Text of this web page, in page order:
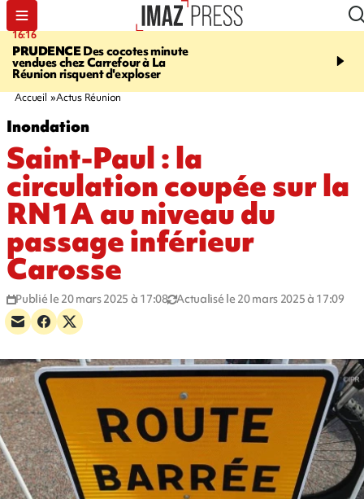
16:16
PRUDENCEDes cocotes minute
vendues chez Carrefour à La
Réunion risquent d'exploser
20:06
l'Asie, mort d'une
Accueil Actus Réunion
Inondation
Saint-Paul : la
circulation coupée sur la
RN1A au niveau du
passage inférieur
Carosse
Publié le 20 mars 2025 à 17:08 Actualisé le 20 mars 2025 à 17:09